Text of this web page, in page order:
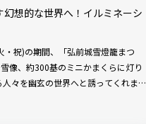
幻想的な世界へ！イルミネーシ
祝)の期間、「弘前城雪燈籠まつ
像、約300基のミニかまくらに灯り
々を幽玄の世界へと誘ってくれます